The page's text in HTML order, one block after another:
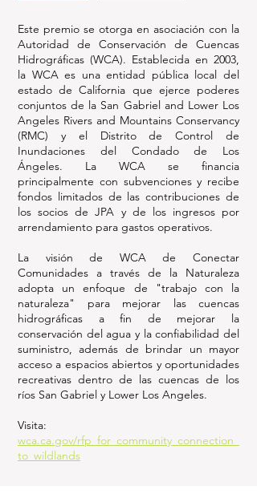
Este premio se otorga en asociación con la
Autoridad de Conservación de Cuencas
Hidrográficas (WCA). Establecida en 2003,
la WCA es una entidad pública local del
estado de California que ejerce poderes
conjuntos de la San Gabriel and Lower Los
Angeles Rivers and Mountains Conservancy
(RMC) y el Distrito de Control de
Inundaciones del Condado de Los
Ángeles. La WCA se financia
principalmente con subvenciones y recibe
fondos limitados de las contribuciones de
los socios de JPA y de los ingresos por
arrendamiento para gastos operativos.
La visión de WCA de Conectar
Comunidades a través de la Naturaleza
adopta un enfoque de "trabajo con la
naturaleza" para mejorar las cuencas
hidrográficas a fin de mejorar la
conservación del agua y la confiabilidad del
suministro, además de brindar un mayor
acceso a espacios abiertos y oportunidades
recreativas dentro de las cuencas de los
ríos San Gabriel y Lower Los Angeles.
Visita:
wca.ca.gov/rfp_for_community_connection_
to_wildlands